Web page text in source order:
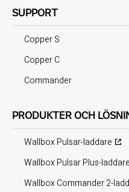
SUPPORT
Copper S
Copper C
Commander
PRODUKTER OCH
Wallbox Pulsar-laddare
Wallbox Pulsar Plus-laddare
Wallbox Commander 2-